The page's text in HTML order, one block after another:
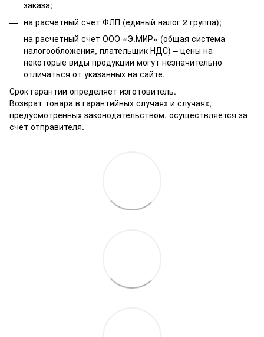
заказа;
на расчетный счет ФЛП (единый налог 2 группа);
на расчетный счет ООО «Э.МИР» (общая система
налогообложения, плательщик НДС) – цены на
некоторые виды продукции могут незначительно
отличаться от указанных на сайте.
Срок гарантии определяет изготовитель.
Возврат товара в гарантийных случаях и случаях,
предусмотренных законодательством, осуществляется за
счет отправителя.